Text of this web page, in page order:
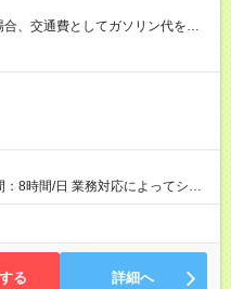
、交通費としてガソリン代を支給
です。
8時間/日 業務対応によってシフ
得をして頂きます。
る 詳細へ